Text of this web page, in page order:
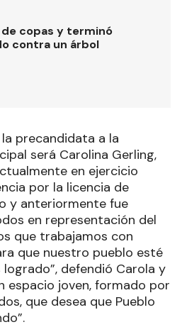
de copas y terminó
contra un árbol
precandidata a la
será Carolina Gerling,
en ejercicio
por la licencia de
y anteriormente fue
en representación del
que trabajamos con
que nuestro pueblo esté
defendió Carola y
espacio joven, formado por
que desea que Pueblo